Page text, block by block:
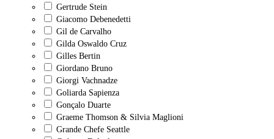
Gertrude Stein
Giacomo Debenedetti
Gil de Carvalho
Gilda Oswaldo Cruz
Gilles Bertin
Giordano Bruno
Giorgi Vachnadze
Goliarda Sapienza
Gonçalo Duarte
Graeme Thomson & Silvia Maglioni
Grande Chefe Seattle